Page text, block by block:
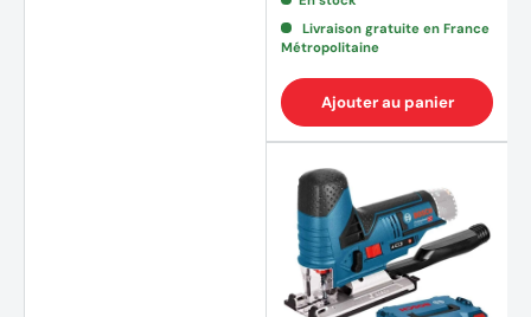
Livraison gratuite en France
Métropolitaine
Ajouter au panier